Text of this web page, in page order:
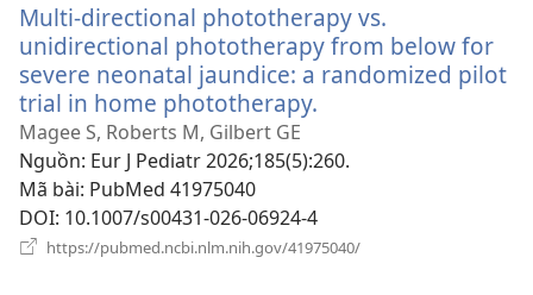
Multi-directional phototherapy vs.
unidirectional phototherapy from below for
severe neonatal jaundice: a randomized pilot
trial in home phototherapy.
sổ
Magee S, Roberts M, Gilbert GE
Nguồn‎: Eur J Pediatr 2026;185(5):260.
Mã bài‎: PubMed 41975040
DOI‎: 10.1007/s00431-026-06924-4
https://pubmed.ncbi.nlm.nih.gov/41975040/